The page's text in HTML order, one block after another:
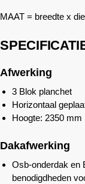
MAAT = breedte x
Afwerking
3 Blok planchet
Horizontaal
Hoogte: 2350 mm
Dakafwerking
Osb-onderdak en
benodigdheden